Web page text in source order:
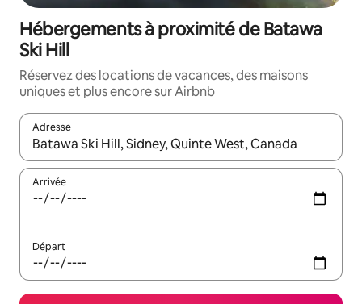
Hébergements à proximité de Batawa
Ski Hill
Réservez des locations de vacances, des maisons
uniques et plus encore sur Airbnb
Adresse
Lorsque les résultats s'affichent, utilisez les flèches vers le
Arrivée
Départ